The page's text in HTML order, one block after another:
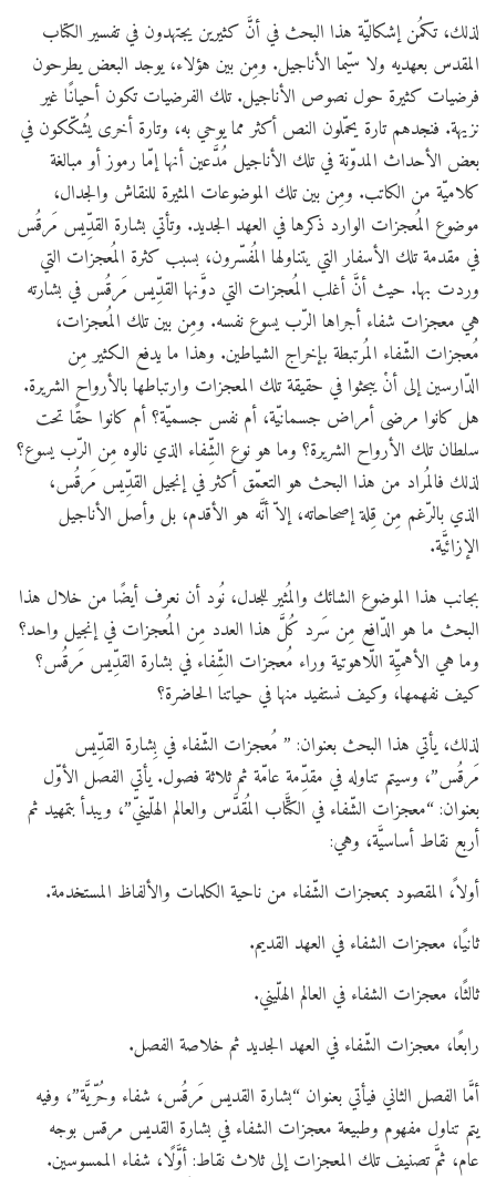
لذلك، تكمُن إشكاليّة هذا البحث في أنَّ كثيرين يجتهدون في تفسير الكتاب
المقدس بعهديه ولا سيّما الأناجيل. ومِن بين هؤلاء، يوجد البعض يطرحون
فرضيات كثيرة حول نصوص الأناجيل. تلك الفرضيات تكون أحيانًا غير
نزيهة. فنجدهم تارة يحمّلون النص أكثر مما يوحي به، وتارة أخرى يُشكّكون في
بعض الأحداث المدوّنة في تلك الأناجيل مُدَّعين أنها إمّا رموز أو مبالغة
كلاميّة من الكاتب. ومِن بين تلك الموضوعات المثيرة للنقاش والجدال،
موضوع المُعجزات الوارد ذكرها في العهد الجديد. وتأتي بشارة القدِّيس مَرقُس
في مقدمة تلك الأسفار التي يتناولها المُفسّرون، بسبب كثرة المُعجزات التي
وردت بها. حيث أنَّ أغلب المُعجزات التي دوَّنها القدِّيس مَرقُس في بشارته
هي معجزات شفاء أجراها الرّب يسوع نفسه. ومِن بين تلك المُعجزات،
مُعجزات الشّفاء المُرتبطة بإخراج الشياطين. وهذا ما يدفع الكثير مِن
الدّارسين إلى أنْ يبحثوا في حقيقة تلك المعجزات وارتباطها بالأرواح الشريرة.
هل كانوا مرضى أمراض جسمانيّة، أم نفس جسميّة؟ أم كانوا حقًا تحت
سلطان تلك الأرواح الشريرة؟ وما هو نوع الشِّفاء الذي نالوه مِن الرّب يسوع؟
لذلك فالمُراد من هذا البحث هو التعمّق أكثر في إنجيل القدِّيس مَرقُس،
الذي بالرّغم مِن قِلة إصحاحاته، إلاّ أنَّه هو الأقدم، بل وأصل الأناجيل
الإزائيَّة.
بجانب هذا الموضوع الشائك والمُثير للجدل، نُود أن نعرف أيضًا من خلال هذا
البحث ما هو الدّافع مِن سَرد كُلَّ هذا العدد مِن المُعجزات في إنجيل واحد؟
وما هي الأهميِّة اللّاهوتية وراء مُعجزات الشِّفاء في بشارة القدِّيس مَرقُس؟
كيف نفهمها، وكيف نستفيد منها في حياتنا الحاضرة؟
لذلك، يأتي هذا البحث بعنوان: ” مُعجزات الشّفاء في بِشارة القدِّيس
مَرقُس”، وسيتم تناوله في مقدِّمة عامّة ثم ثلاثة فصول. يأتي الفصل الأوّل
بعنوان: “معجزات الشّفاء في الكتَّاب المُقدَّس والعالم الهلّينيّ”، ويبدأ بتمهيد ثم
أربع نقاط أساسيَّة، وهي:
أولاً، المقصود بمعجزات الشّفاء من ناحية الكلمات والألفاظ المستخدمة.
ثانيًا، معجزات الشفاء في العهد القديم.
ثالثًا، معجزات الشفاء في العالم الهلّيني.
رابعًا، معجزات الشّفاء في العهد الجديد ثم خلاصة الفصل.
أمَّا الفصل الثاني فيأتي بعنوان “بشارة القديس مَرقُس، شفاء وحُرّيَّة”، وفيه
يتم تناول مفهوم وطبيعة معجزات الشفاء في بشارة القديس مرقس بوجه
عام، ثمَّ تصنيف تلك المعجزات إلى ثلاث نقاط: أوَّلًا، شفاء الممسوسين.